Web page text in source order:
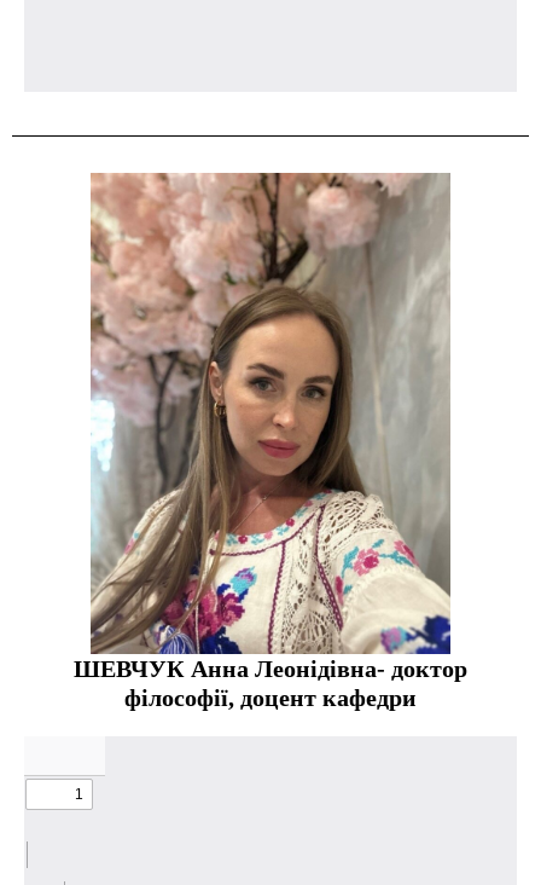
ШЕВЧУК Анна Леонідівна- доктор
філософії, доцент кафедри